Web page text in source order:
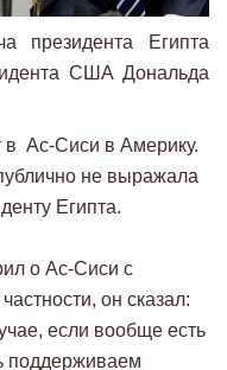
президента Египта
США Дональда
Ас-Сиси в Америку.
не выражала
Египта.
о Ас-Сиси с
он сказал:
если вообще есть
поддерживаем